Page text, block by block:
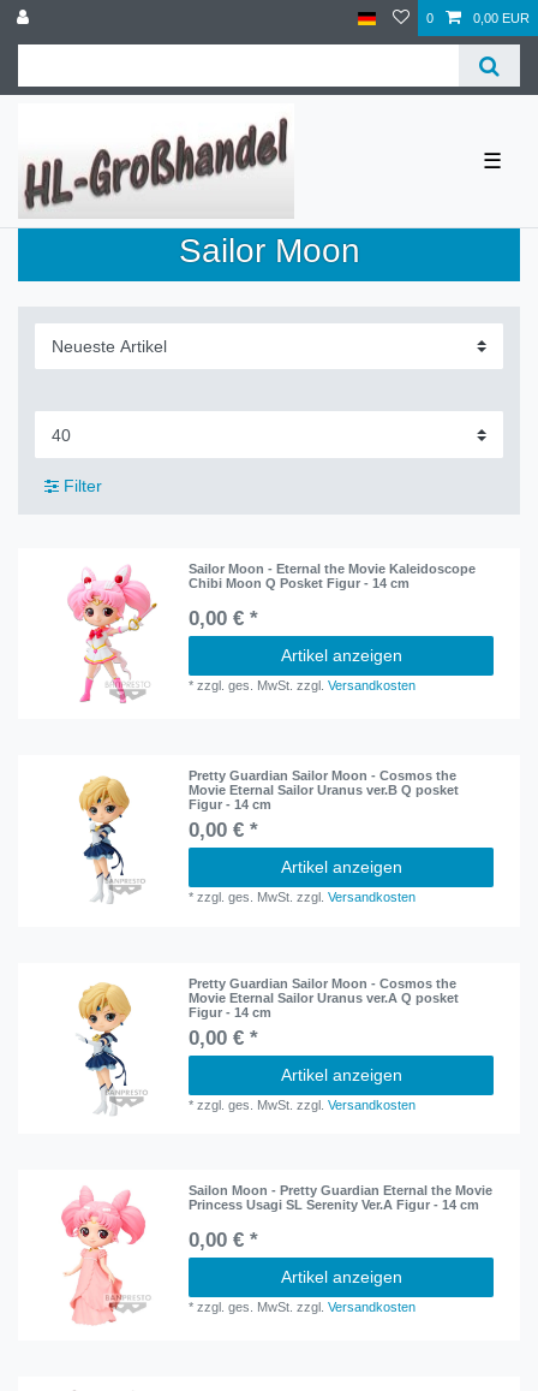
0 0,00 EUR
☰
Sailor Moon
Filter
Sailor Moon - Eternal the Movie Kaleidoscope
Chibi Moon Q Posket Figur - 14 cm
0,00 € *
Artikel anzeigen
*zzgl. ges. MwSt. zzgl.Versandkosten
Pretty Guardian Sailor Moon - Cosmos the
Movie Eternal Sailor Uranus ver.B Q posket
Figur - 14 cm
0,00 € *
Artikel anzeigen
*zzgl. ges. MwSt. zzgl.Versandkosten
Pretty Guardian Sailor Moon - Cosmos the
Movie Eternal Sailor Uranus ver.A Q posket
Figur - 14 cm
0,00 € *
Artikel anzeigen
*zzgl. ges. MwSt. zzgl.Versandkosten
Sailon Moon - Pretty Guardian Eternal the Movie
Princess Usagi SL Serenity Ver.A Figur - 14 cm
0,00 € *
Artikel anzeigen
*zzgl. ges. MwSt. zzgl.Versandkosten